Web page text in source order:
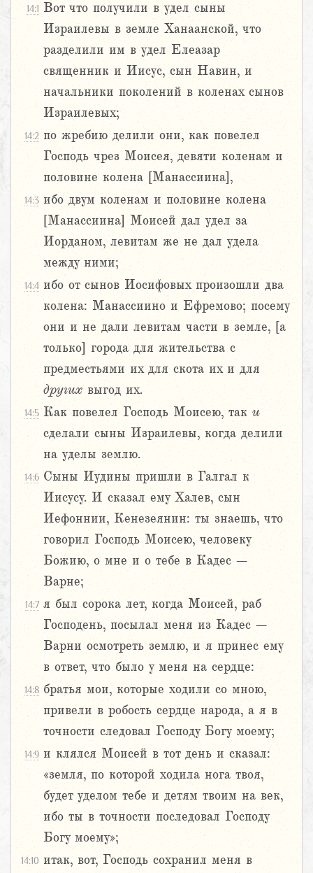
14:1 Вот что получили в удел сыны
Израилевы в земле Ханаанской, что
разделили им в удел Елеазар
священник и Иисус, сын Навин, и
начальники поколений в коленах сынов
Израилевых;
14:2 по жребию делили они, как повелел
Господь чрез Моисея, девяти коленам и
половине колена [Манассиина],
14:3 ибо двум коленам и половине колена
[Манассиина] Моисей дал удел за
Иорданом, левитам же не дал удела
между ними;
14:4 ибо от сынов Иосифовых произошли два
колена: Манассиино и Ефремово; посему
они и не дали левитам части в земле, [а
только] города для жительства с
предместьями их для скота их и для
других выгод их.
14:5 Как повелел Господь Моисею, так и
сделали сыны Израилевы, когда делили
на уделы землю.
14:6 Сыны Иудины пришли в Галгал к
Иисусу. И сказал ему Халев, сын
Иефоннии, Кенезеянин: ты знаешь, что
говорил Господь Моисею, человеку
Божию, о мне и о тебе в Кадес –
Варне;
14:7 я был сорока лет, когда Моисей, раб
Господень, посылал меня из Кадес –
Варни осмотреть землю, и я принес ему
в ответ, что было у меня на сердце:
14:8 братья мои, которые ходили со мною,
привели в робость сердце народа, а я в
точности следовал Господу Богу моему;
14:9 и клялся Моисей в тот день и сказал:
«земля, по которой ходила нога твоя,
будет уделом тебе и детям твоим на век,
ибо ты в точности последовал Господу
Богу моему»;
14:10 итак, вот, Господь сохранил меня в